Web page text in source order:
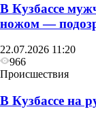
В Кузбассе
ножом —
22.07.2026 11:20
966
Происшествия
В Кузбассе на